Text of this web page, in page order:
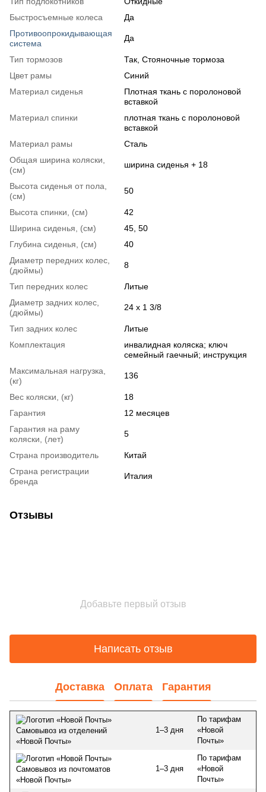
Быстросъемные колеса
Да
Противоопрокидывающая
система
Да
Тип тормозов
Так, Стояночные тормоза
Цвет рамы
Синий
Материал сиденья
Плотная ткань с поролоновой
вставкой
Материал спинки
плотная ткань с поролоновой
вставкой
Материал рамы
Сталь
Общая ширина коляски,
(см)
ширина сиденья + 18
Высота сиденья от пола,
(см)
50
Высота спинки, (см)
42
Ширина сиденья, (см)
45, 50
Глубина сиденья, (см)
40
Диаметр передних колес,
(дюймы)
8
Тип передних колес
Литые
Диаметр задних колес,
(дюймы)
24 х 1 3/8
Тип задних колес
Литые
Комплектация
инвалидная коляска; ключ
семейный гаечный; инструкция
Максимальная нагрузка,
(кг)
136
Вес коляски, (кг)
18
Гарантия
12 месяцев
Гарантия на раму
коляски, (лет)
5
Страна производитель
Китай
Страна регистрации
бренда
Италия
Отзывы
Добавьте первый отзыв
Написать отзыв
Доставка Оплата Гарантия
Самовывоз из отделений
«Новой Почты»
1–3 дня
По тарифам
«Новой
Почты»
Самовывоз из почтоматов
«Новой Почты»
1–3 дня
По тарифам
«Новой
Почты»